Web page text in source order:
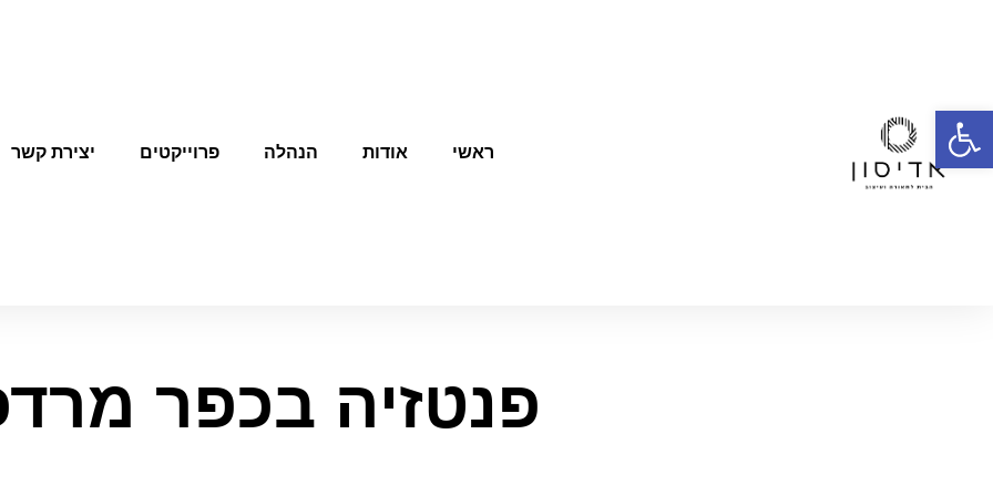
פתח סרגל נגישות
ראשי אודות הנהלה פרוייקטים יצירת קשר
פנטזיה בכפר